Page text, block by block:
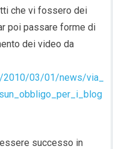
che vi fossero dei
poi passare forme di
dei video da
03/01/news/via_
successo in